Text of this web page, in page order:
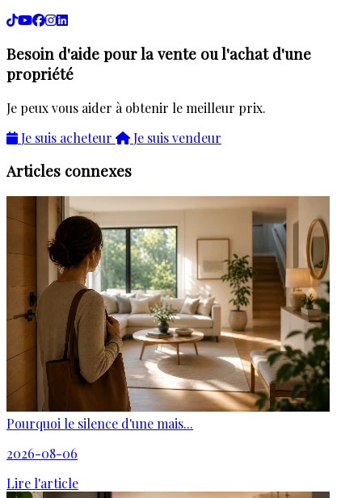
Besoin d'aide pour la vente ou l'achat d'une
propriété
Je peux vous aider à obtenir le meilleur prix.
Je suis acheteur
Je suis vendeur
Articles connexes
Pourquoi le silence d'une mais...
2026-08-06
Lire l'article